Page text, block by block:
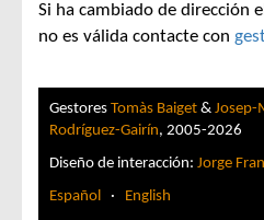
Si ha cambiado de dirección
no es válida contacte con
Gestores Tomàs Baiget & Josep-
Rodríguez-Gairín, 2005-2026
Diseño de interacción: Jorge
Español · English